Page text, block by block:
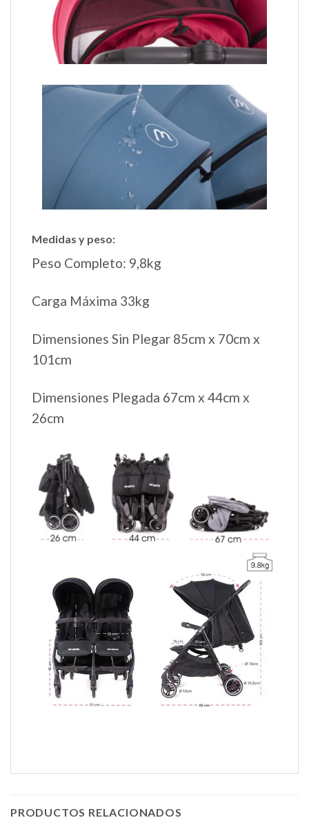
Medidas y peso:
Peso Completo: 9,8kg
Carga Máxima 33kg
Dimensiones Sin Plegar 85cm x 70cm x
101cm
Dimensiones Plegada 67cm x 44cm x
26cm
PRODUCTOS RELACIONADOS